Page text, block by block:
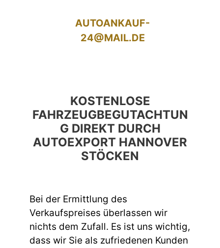
AUTOANKAUF-
24@MAIL.DE
KOSTENLOSE
FAHRZEUGBEGUTACHTUN
G DIREKT DURCH
AUTOEXPORT HANNOVER
STÖCKEN
Bei der Ermittlung des
Verkaufspreises überlassen wir
nichts dem Zufall. Es ist uns wichtig,
dass wir Sie als zufriedenen Kunden